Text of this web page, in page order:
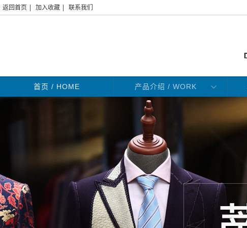
返回首页 加入收藏 联系我们
首页 / HOME 产品介绍 / WORK